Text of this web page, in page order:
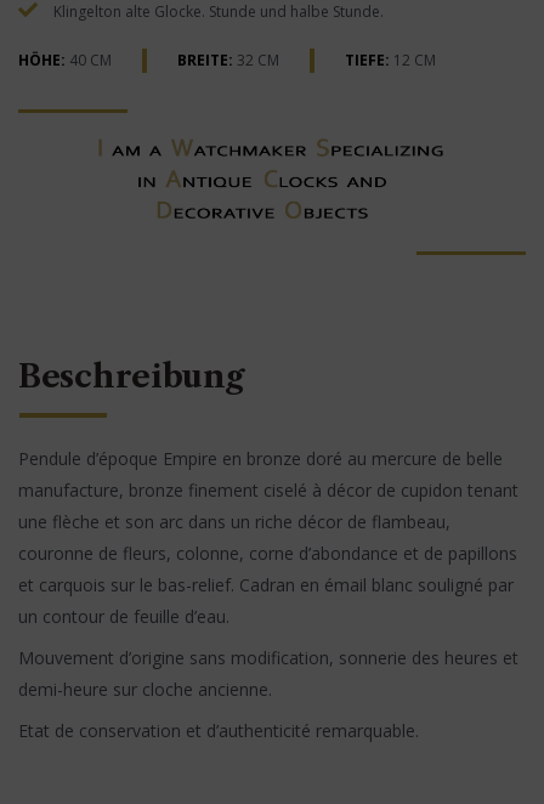
Klingelton alte Glocke. Stunde und halbe Stunde.
HÖHE: 40 CM BREITE: 32 CM TIEFE: 12 CM
Beschreibung
Pendule d’époque Empire en bronze doré au mercure de belle
manufacture, bronze finement ciselé à décor de cupidon tenant
une flèche et son arc dans un riche décor de flambeau,
couronne de fleurs, colonne, corne d’abondance et de papillons
et carquois sur le bas-relief. Cadran en émail blanc souligné par
un contour de feuille d’eau.
Mouvement d’origine sans modification, sonnerie des heures et
demi-heure sur cloche ancienne.
Etat de conservation et d’authenticité remarquable.